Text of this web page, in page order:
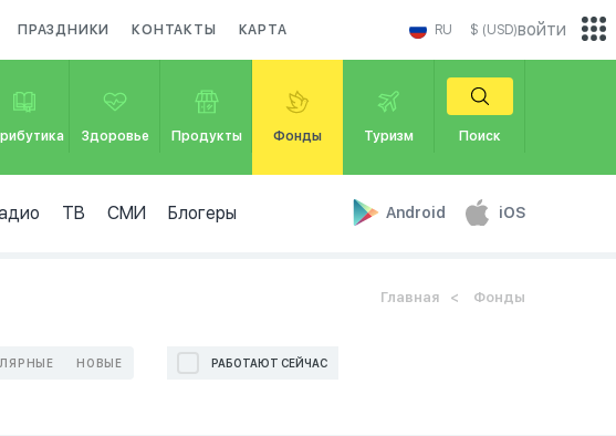
ПРАЗДНИКИ КОНТАКТЫ КАРТА RU $ (USD)
Здоровье Продукты Фонды Туризм Поиск
ТВ СМИ Блогеры Android iOS
войти
Главная Фонды
НОВЫЕ РАБОТАЮТ СЕЙЧАС